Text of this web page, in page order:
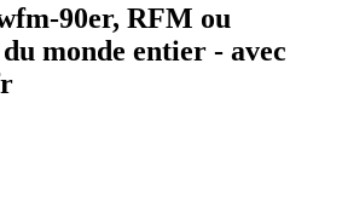
90er, RFM ou
monde entier - avec